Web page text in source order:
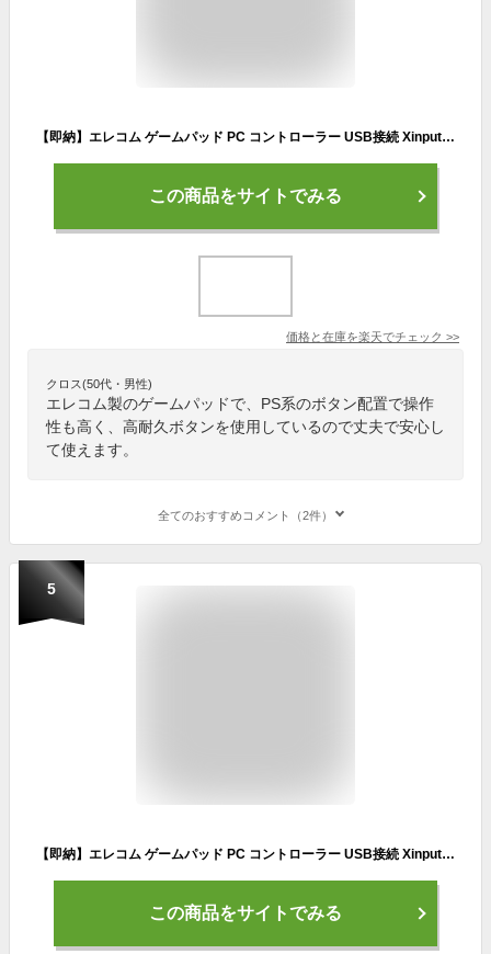
【即納】エレコム ゲームパッド PC コントローラー USB接続 Xinput PS系ボタン配置 FPS仕様 13ボタン 高耐久ボタン 振動 スティックカバー交換 公式大会使用可 ブラック
この商品をサイトでみる
価格と在庫を楽天でチェック >>
クロス(50代・男性)
エレコム製のゲームパッドで、PS系のボタン配置で操作
性も高く、高耐久ボタンを使用しているので丈夫で安心し
て使えます。
全てのおすすめコメント（2件）
5
【即納】エレコム ゲームパッド PC コントローラー USB接続 Xinput Xbox系ボタン配置 FPS仕様 13ボタン 高耐久ボタン 振動 スティックカバー交換 公式大会使用可 ブラック
この商品をサイトでみる